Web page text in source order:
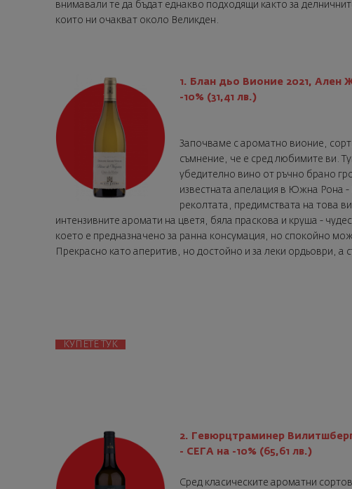
внимавали те да бъдат еднакво подходящи както за
които ни очакват около Великден.
1. Блан дьо Вионие 2021,
-10% (31,41 лв.)
Започваме с ароматно вионие,
съмнение, че е сред любимите ви.
убедително вино от ръчно брано
известната апелация в Южна Рона
реколтата, предимствата на това
интензивните аромати на цветя, бяла праскова и круша -
което е предназначено за ранна консумация, но спокойно
Прекрасно като аперитив, но достойно и за леки ордьоври, а
КУПЕТЕ ТУК
2. Гевюрцтраминер
- СЕГА на -10% (65,61 лв.)
Сред класическите ароматни